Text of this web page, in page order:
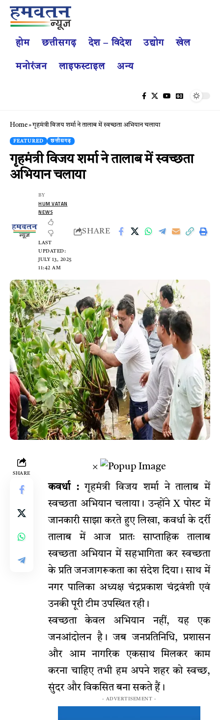
होम छत्तीसगढ़ देश – विदेश उद्योग खेल
मनोरंजन लाइफस्टाइल अन्य
Home»गृहमंत्री विजय शर्मा ने तालाब में स्वच्छता अभियान चलाया
FEATURED छत्तीसगढ़
गृहमंत्री विजय शर्मा ने तालाब में स्वच्छता
अभियान चलाया
LAST
UPDATED:
JULY 13, 2025
11:42 AM
BY
HUM VATAN
NEWS
SHARE
SHARE
×
कवर्धा :गृहमंत्री विजय शर्मा ने तालाब में
स्वच्छता अभियान चलाया। उन्होंने X पोस्ट में
जानकारी साझा करते हुए लिखा, कवर्धा के दर्री
तालाब में आज प्रातः साप्ताहिक तालाब
स्वच्छता अभियान में सहभागिता कर स्वच्छता
के प्रति जनजागरूकता का संदेश दिया। साथ में
नगर पालिका अध्यक्ष चंद्रप्रकाश चंद्रवंशी एवं
उनकी पूरी टीम उपस्थित रही।
स्वच्छता केवल अभियान नहीं, यह एक
जनआंदोलन है। जब जनप्रतिनिधि, प्रशासन
और आम नागरिक एकसाथ मिलकर काम
करना चाहिए तभी हम अपने शहर को स्वच्छ,
सुंदर और विकसित बना सकते हैं।
- ADVERTISEMENT -